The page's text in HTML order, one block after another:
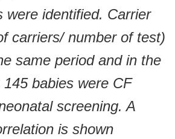
were identified. Carrier
carriers/ number of test)
same period and in the
babies were CF
screening. A
is shown